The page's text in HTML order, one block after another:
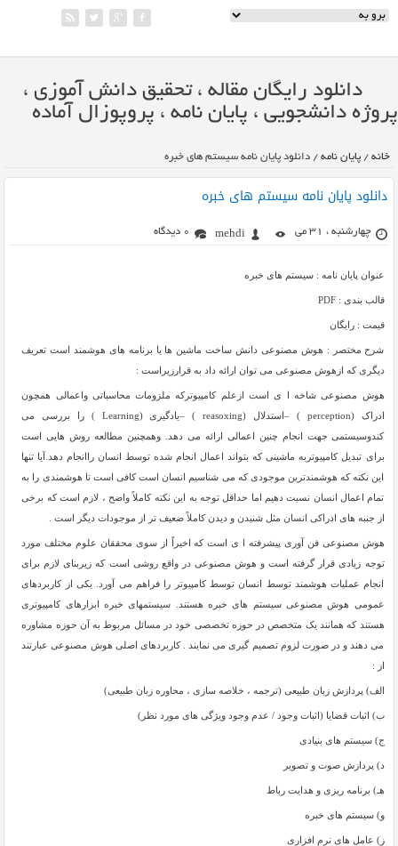
دانلود رایگان مقاله ، تحقیق دانش آموزی ،
پروژه دانشجویی ، پایان نامه ، پروپوزال آماده
خانه /پایان نامه /دانلود پایان نامه سیستم های خبره
دانلود پایان نامه سیستم های خبره
چهارشنبه ، 31 می mehdi 0 دیدگاه
عنوان پایان نامه : سیستم های خبره
قالب بندی : PDF
قیمت : رایگان
شرح مختصر : هوش مصنوعی دانش ساخت ماشین ها یا برنامه های هوشمند است تعریف
دیگری که ازهوش مصنوعی می توان ارائه داد به قرارزیراست :
هوش مصنوعی شاخه ا ی است ازعلم کامپیوترکه ملزومات محاسباتی واعمالی همچون
ادراک (perception ) –استدلال (reasoxing ) –یادگیری (Learning ) را بررسی می
کندوسیستمی جهت انجام چنین اعمالی ارائه می دهد. وهمچنین مطالعه روش هایی است
برای تبدیل کامپیوتربه ماشینی که بتواند اعمال انجام شده توسط انسان راانجام دهد.آیا تنها
این نکته که هوشمندترین موجودی که می شناسیم انسان است کافی است تا هوشمندی را به
تمام اعمال انسان نسبت دهیم اما حداقل توجه به این نکته کاملاً واضح ، لازم است که برخی
از جنبه های ادراکی انسان مثل شنیدن و دیدن کاملاً ضعیف تر از موجودات دیگر است .
هوش مصنوعی فن آوری پیشرفته ا ی است که اخیراً از سوی محققان علوم مختلف مورد
توجه زیادی قرار گرفته است و هوش مصنوعی در واقع روشی است که زیربنای لازم برای
انجام عملیات هوشمند توسط انسان توسط کامپیوتر را فراهم می آورد. یکی از کاربردهای
عمومی هوش مصنوعی سیستم های خبره هستند. سیستمهای خبره ابزارهای کامپیوتری
هستند که همانند یک متخصص در حوزه تخصصی خود در مسائل مربوط به آن حوزه مشاوره
می دهند و در صورت لزوم تصمیم گیری می نمایند . کاربردهای اصلی هوش مصنوعی عبارتند
از :
الف) پردازش زبان طبیعی (ترجمه ، خلاصه سازی ، محاوره زبان طبیعی)
ب) اثبات قضایا (اثبات وجود / عدم وجود ویژگی های مورد نظر)
ج) سیستم های بنیادی
د) پردازش صوت و تصویر
هـ) برنامه ریزی و هدایت رباط
و) سیستم های خبره
ز) عامل های نرم افزاری